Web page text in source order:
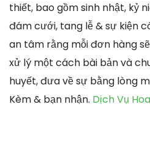
thiết, bao gồm sinh nhật, kỷ
đám cưới, tang lễ & sự kiện
an tâm rằng mỗi đơn hàng
xử lý một cách bài bản và
huyết, đưa về sự bằng lòng
Kèm & bạn nhận. Dịch Vụ